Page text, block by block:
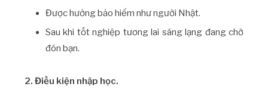
Được hưởng bảo hiểm như người Nhật.
Sau khi tốt nghiệp tương lai sáng lạng đang chờ
đón bạn.
2. Điều kiện nhập học.